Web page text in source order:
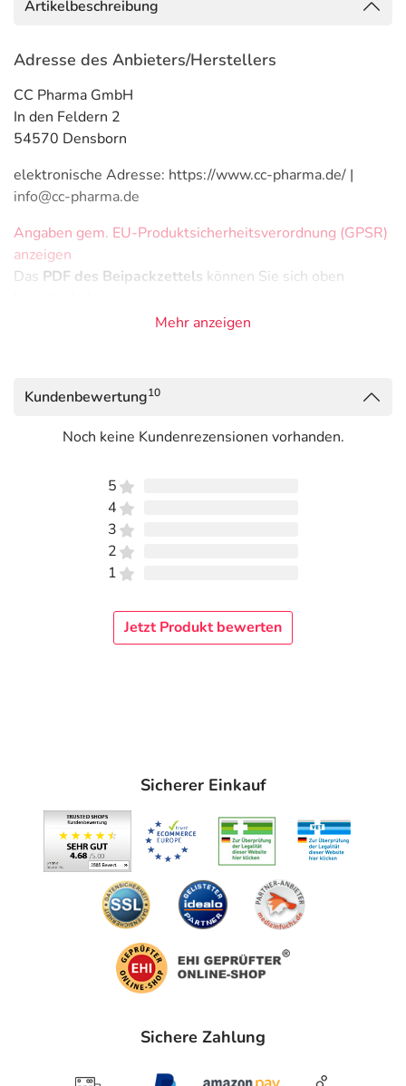
Artikelbeschreibung
Adresse des Anbieters/Herstellers
CC Pharma GmbH
In den Feldern 2
54570 Densborn
elektronische Adresse: https://www.cc-pharma.de/ |
info@cc-pharma.de
Angaben gem. EU-Produktsicherheitsverordnung (GPSR)
anzeigen
Das PDF des Beipackzettels können Sie sich oben
Mehr anzeigen
Kundenbewertung10
Noch keine Kundenrezensionen vorhanden.
5
4
3
2
1
Jetzt Produkt bewerten
Sicherer Einkauf
Sichere Zahlung